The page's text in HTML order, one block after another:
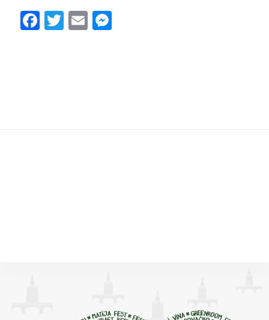
Facebook
Twitter
Email